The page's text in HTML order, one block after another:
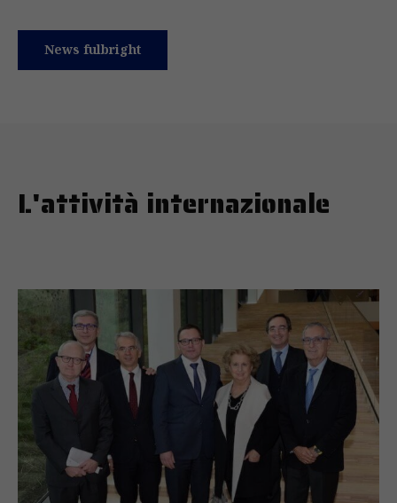
News fulbright
L'attività internazionale